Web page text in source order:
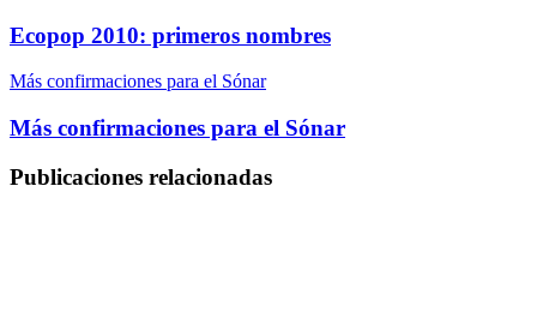
Ecopop 2010: primeros nombres
Más confirmaciones para el Sónar
Más confirmaciones para el Sónar
Publicaciones relacionadas